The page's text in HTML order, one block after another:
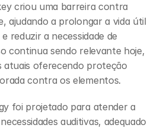
criou uma barreira contra
ajudando a prolongar a vida útil
reduzir a necessidade de
continua sendo relevante hoje,
atuais oferecendo proteção
contra os elementos.
foi projetado para atender a
auditivas, adequado